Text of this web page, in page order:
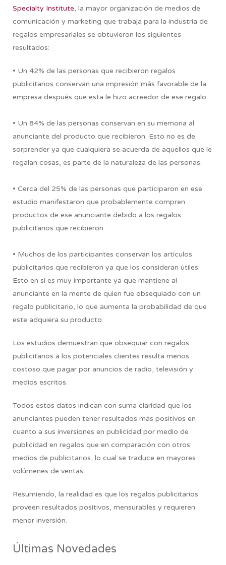
Specialty Institute, la mayor organización de medios de
comunicación y marketing que trabaja para la industria de
regalos empresariales se obtuvieron los siguientes
resultados:
• Un 42% de las personas que recibieron regalos
publicitarios conservan una impresión más favorable de la
empresa después que esta le hizo acreedor de ese regalo.
• Un 84% de las personas conservan en su memoria al
anunciante del producto que recibieron. Esto no es de
sorprender ya que cualquiera se acuerda de aquellos que le
regalan cosas, es parte de la naturaleza de las personas.
• Cerca del 25% de las personas que participaron en ese
estudio manifestaron que probablemente compren
productos de ese anunciante debido a los regalos
publicitarios que recibieron.
• Muchos de los participantes conservan los artículos
publicitarios que recibieron ya que los consideran útiles.
Esto en sí es muy importante ya que mantiene al
anunciante en la mente de quien fue obsequiado con un
regalo publicitario, lo que aumenta la probabilidad de que
este adquiera su producto.
Los estudios demuestran que obsequiar con regalos
publicitarios a los potenciales clientes resulta menos
costoso que pagar por anuncios de radio, televisión y
medios escritos.
Todos estos datos indican con suma claridad que los
anunciantes pueden tener resultados más positivos en
cuanto a sus inversiones en publicidad por medio de
publicidad en regalos que en comparación con otros
medios de publicitarios, lo cual se traduce en mayores
volúmenes de ventas.
Resumiendo, la realidad es que los regalos publicitarios
proveen resultados positivos, mensurables y requieren
menor inversión.
Últimas Novedades